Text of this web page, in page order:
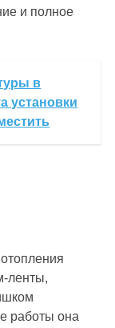
и полное
в
установки
работы она